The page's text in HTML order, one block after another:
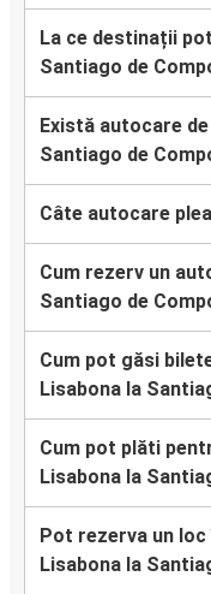
La ce destinații
Santiago de
Există autocare
Santiago de
Câte autocare
Cum rezerv un
Santiago de
Cum pot găsi
Lisabona la
Cum pot plăti
Lisabona la
Pot rezerva un
Lisabona la